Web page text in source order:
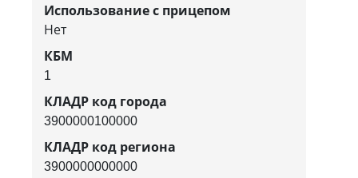
Использование с прицепом
Нет
КБМ
1
КЛАДР код города
3900000100000
КЛАДР код региона
3900000000000